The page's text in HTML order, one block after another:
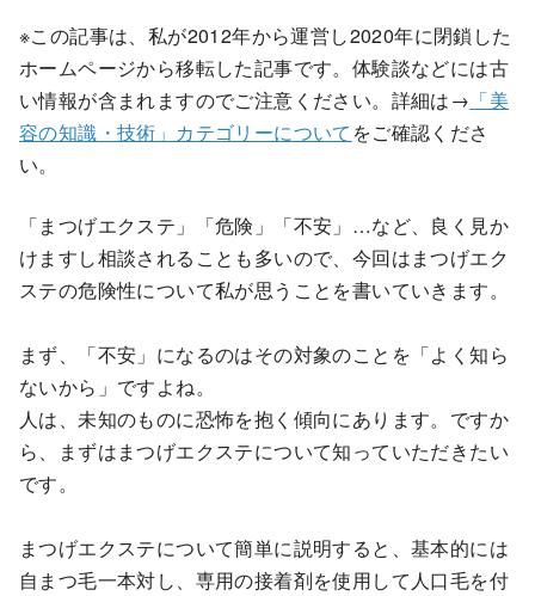
※この記事は、私が2012年から運営し2020年に閉鎖した
ホームページから移転した記事です。体験談などには古
い情報が含まれますのでご注意ください。詳細は→ 「美
容の知識・技術」カテゴリーについて をご確認くださ
い。
「まつげエクステ」「危険」「不安」…など、良く見か
けますし相談されることも多いので、今回はまつげエク
ステの危険性について私が思うことを書いていきます。
まず、「不安」になるのはその対象のことを「よく知ら
ないから」ですよね。
人は、未知のものに恐怖を抱く傾向にあります。ですか
ら、まずはまつげエクステについて知っていただきたい
です。
まつげエクステについて簡単に説明すると、基本的には
自まつ毛一本対し、専用の接着剤を使用して人口毛を付